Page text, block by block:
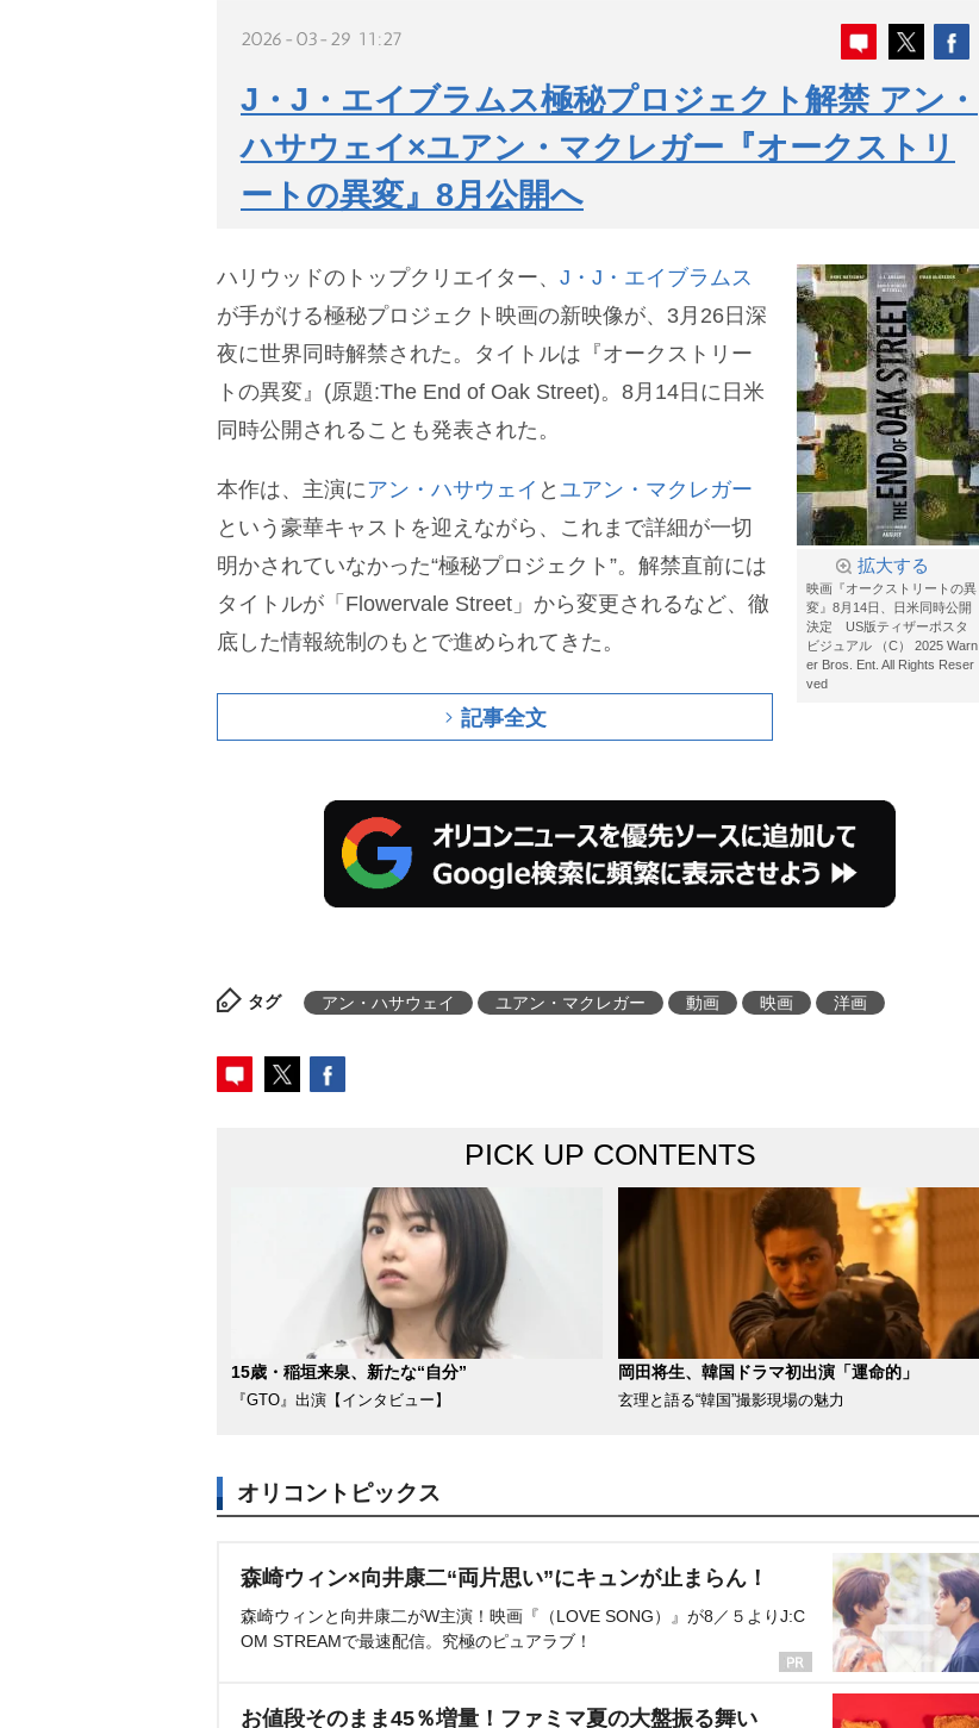
2026-03-29 11:27
J・J・エイブラムス極秘プロジェクト解禁 アン・
ハサウェイ×ユアン・マクレガー『オークストリ
ートの異変』8月公開へ
拡大する
映画『オークストリートの異
変』8月14日、日米同時公開
決定 US版ティザーポスタ
ビジュアル （C） 2025 Warn
er Bros. Ent. All Rights Reser
ved
ハリウッドのトップクリエイター、 J・J・エイブラムス
が手がける極秘プロジェクト映画の新映像が、3月26日深
夜に世界同時解禁された。タイトルは『オークストリー
トの異変』(原題:The End of Oak Street)。8月14日に日米
同時公開されることも発表された。
本作は、主演にアン・ハサウェイ と ユアン・マクレガー
という豪華キャストを迎えながら、これまで詳細が一切
明かされていなかった“極秘プロジェクト”。解禁直前には
タイトルが「Flowervale Street」から変更されるなど、徹
底した情報統制のもとで進められてきた。
記事全文
タグ アン・ハサウェイ ユアン・マクレガー 動画 映画 洋画
PICK UP CONTENTS
15歳・稲垣来泉、新たな“自分”
『GTO』出演【インタビュー】
岡田将生、韓国ドラマ初出演「運命的」
玄理と語る“韓国”撮影現場の魅力
オリコントピックス
森崎ウィン×向井康二“両片思い”にキュンが止まらん！
森崎ウィンと向井康二がW主演！映画『（LOVE SONG）』が8／５よりJ:C
OM STREAMで最速配信。究極のピュアラブ！
お値段そのまま45％増量！ファミマ夏の大盤振る舞い